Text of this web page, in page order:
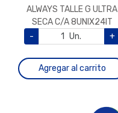
ALWAYS TALLE G ULTRA
SECA C/A 8UNIX24IT
-
Un. +
Agregar al carrito